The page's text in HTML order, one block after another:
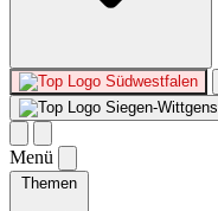
Südwestfalen
Siegen-
Menü
Themen